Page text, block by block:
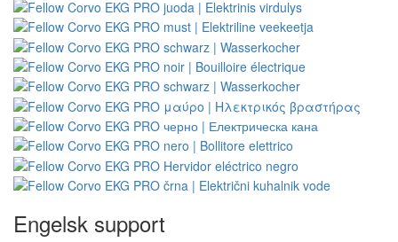
Engelsk support